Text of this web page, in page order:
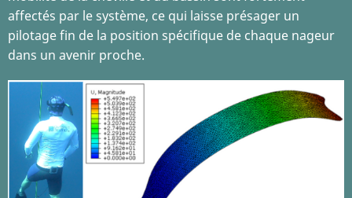
affectés par le système, ce qui laisse présager un
pilotage fin de la position spécifique de chaque nageur
dans un avenir proche.